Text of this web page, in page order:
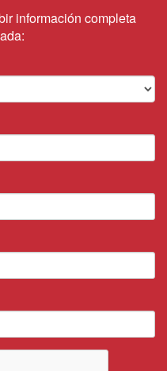
información completa